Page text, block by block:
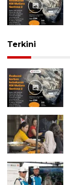
Terkini